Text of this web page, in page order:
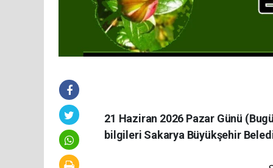
21 Haziran 2026 Pazar Günü
bilgileri Sakarya Büyükşehir